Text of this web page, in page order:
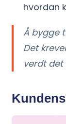
hvordan
Å bygge
Det
verdt det